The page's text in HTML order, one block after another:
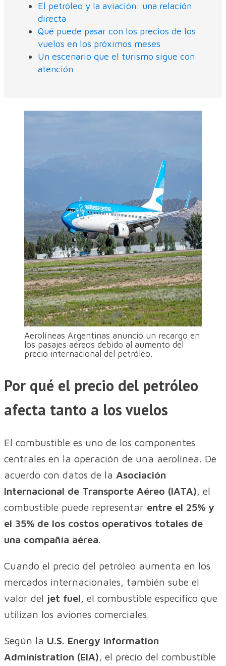
El petróleo y la aviación: una relación
directa
Qué puede pasar con los precios de los
vuelos en los próximos meses
Un escenario que el turismo sigue con
atención
Aerolíneas Argentinas anunció un recargo en
los pasajes aéreos debido al aumento del
precio internacional del petróleo.
Por qué el precio del petróleo
afecta tanto a los vuelos
El combustible es uno de los componentes
centrales en la operación de una aerolínea. De
acuerdo con datos de la Asociación
Internacional de Transporte Aéreo (IATA), el
combustible puede representar entre el 25% y
el 35% de los costos operativos totales de
una compañía aérea.
Cuando el precio del petróleo aumenta en los
mercados internacionales, también sube el
valor del jet fuel, el combustible específico que
utilizan los aviones comerciales.
Según la U.S. Energy Information
Administration (EIA), el precio del combustible